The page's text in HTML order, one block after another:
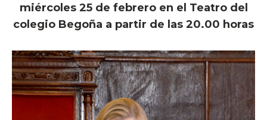
miércoles 25 de febrero en el Teatro del
colegio Begoña a partir de las 20.00 horas